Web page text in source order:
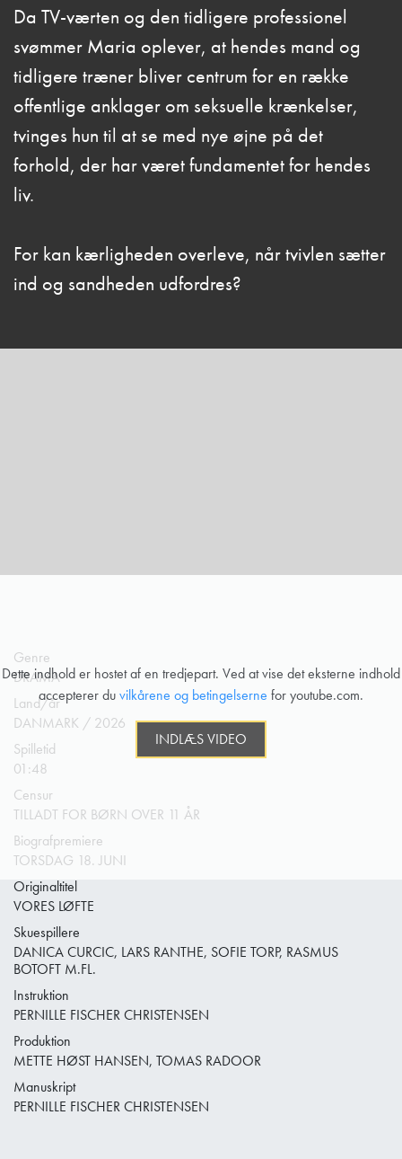
Da TV-værten og den tidligere professionel
svømmer Maria oplever, at hendes mand og
tidligere træner bliver centrum for en række
offentlige anklager om seksuelle krænkelser,
tvinges hun til at se med nye øjne på det
forhold, der har været fundamentet for hendes
liv.
For kan kærligheden overleve, når tvivlen sætter
ind og sandheden udfordres?
Dette indhold er hostet af en tredjepart. Ved at vise det eksterne indhold
accepterer duvilkårene og betingelserne for youtube.com.
INDLÆS VIDEO
Genre
DRAMA
Land/år
DANMARK / 2026
Spilletid
01:48
Censur
TILLADT FOR BØRN OVER 11 ÅR
Biografpremiere
TORSDAG 18. JUNI
Originaltitel
VORES LØFTE
Skuespillere
DANICA CURCIC, LARS RANTHE, SOFIE TORP, RASMUS
BOTOFT M.FL.
Instruktion
PERNILLE FISCHER CHRISTENSEN
Produktion
METTE HØST HANSEN, TOMAS RADOOR
Manuskript
PERNILLE FISCHER CHRISTENSEN